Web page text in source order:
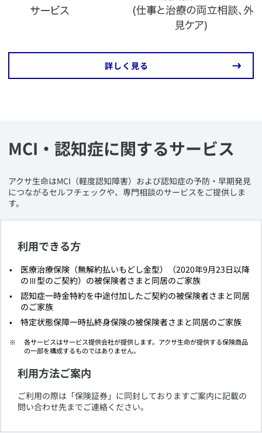
​詳しく見る
MCI・認知症に関するサービス
​アクサ生命はMCI（軽度認知障害）および認知症の予防・早期発見
につながるセルフチェックや、専門相談のサービスをご提供しま
す。
利用できる方
​医療治療保険（無解約払いもどし金型）（2020年9月23日以降
のⅢ型のご契約）の被保険者さまと同居のご家族
​認知症一時金特約を中途付加したご契約の被保険者さまと同居
のご家族
​特定状態保障一時払終身保険の被保険者さまと同居のご家族
​各サービスはサービス提供会社が提供します。アクサ生命が提供する保険商品
の一部を構成するものではありません。
利用方法ご案内
​ご利用の際は「保険証券」に同封しておりますご案内に記載の
問い合わせ先までご連絡ください。